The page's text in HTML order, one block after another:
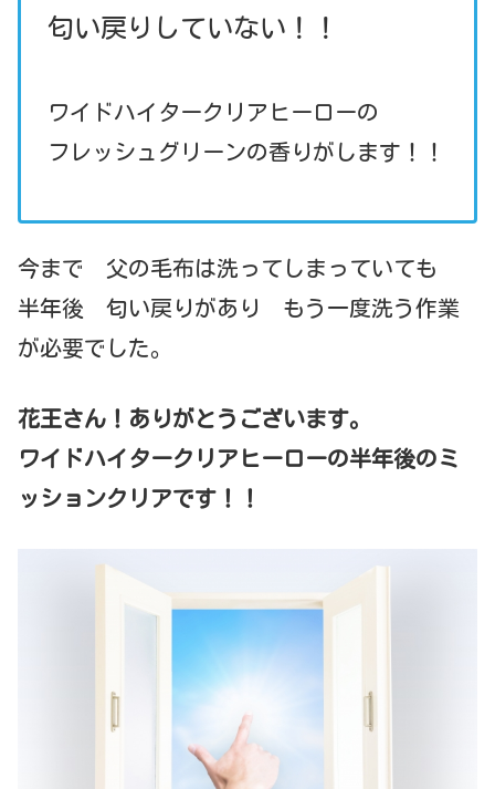
匂い戻りしていない！！
ワイドハイタークリアヒーローの
フレッシュグリーンの香りがします！！
今まで 父の毛布は洗ってしまっていても
半年後 匂い戻りがあり もう一度洗う作業
が必要でした。
花王さん！ありがとうございます。
ワイドハイタークリアヒーローの半年後のミ
ッションクリアです！！